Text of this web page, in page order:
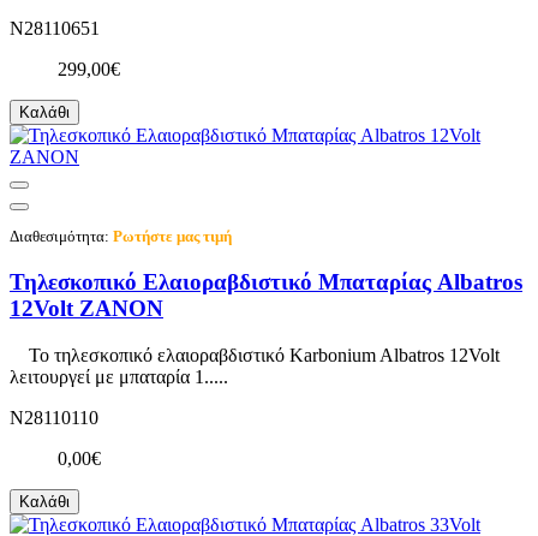
N28110651
299,00€
Καλάθι
Διαθεσιμότητα: Ρωτήστε μας τιμή
Τηλεσκοπικό Ελαιοραβδιστικό Μπαταρίας Albatros
12Volt ZANON
Το τηλεσκοπικό ελαιοραβδιστικό Karbonium Albatros 12Volt
λειτουργεί με μπαταρία 1.....
N28110110
0,00€
Καλάθι